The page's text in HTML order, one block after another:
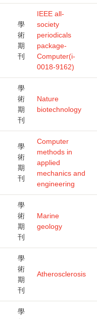
學
術
期
刊
IEEE all-
society
periodicals
package-
Computer(i-
0018-9162)
學
術
期
刊
Nature
biotechnology
學
術
期
刊
Computer
methods in
applied
mechanics and
engineering
學
術
期
刊
Marine
geology
學
術
期
刊
Atherosclerosis
學